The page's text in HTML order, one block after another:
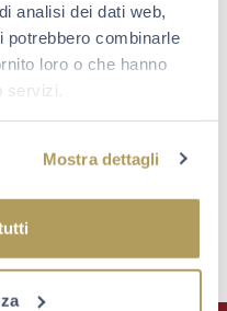
analisi dei dati web,
potrebbero combinarle
loro o che hanno
Mostra dettagli
quam deficere ” è
che, tramite i suoi
non si potrà rinunciare.
in buona compagnia e,
speciale.
seguici sui nostri